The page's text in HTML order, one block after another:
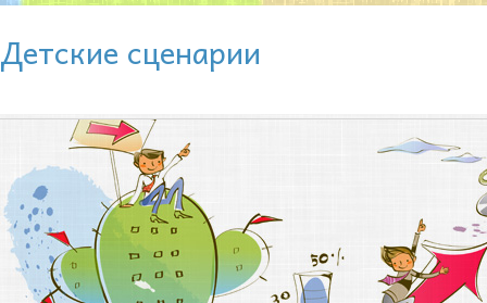
Детские сценарии